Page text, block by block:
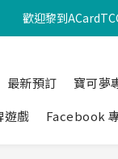
歡迎黎到
最新預訂 寶可夢
遊戲
Facebook